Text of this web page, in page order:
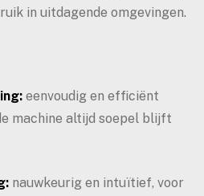
in uitdagende omgevingen.
eenvoudig en efficiënt
machine altijd soepel blijft
nauwkeurig en intuïtief, voor